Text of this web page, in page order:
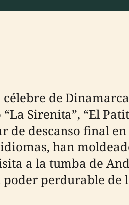
de
Sirenita”, “El
descanso final en
han
a la tumba de
perdurable de